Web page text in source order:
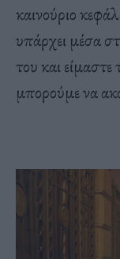
καινούριο
υπάρχει μέσα
του και είμαστε
μπορούμε να